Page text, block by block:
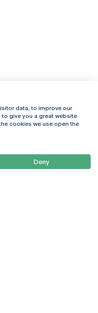
Online
Chegar
data, to improve our
give you a great website
cookies we use open the
Deny